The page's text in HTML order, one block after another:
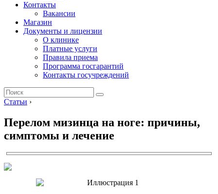
Контакты
Вакансии
Магазин
Документы и лицензии
О клинике
Платные услуги
Правила приема
Программа госгарантий
Контакты госучреждений
Статьи ›
Перелом мизинца на ноге: причины,
симптомы и лечение